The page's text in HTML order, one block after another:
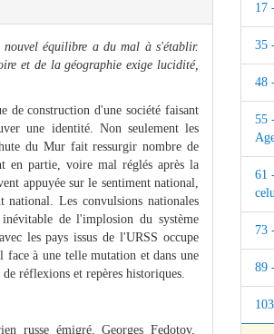
nouvel équilibre a du mal à s'établir.
et de la géographie exige lucidité,
de construction d'une société faisant
une identité. Non seulement les
du Mur fait ressurgir nombre de
en partie, voire mal réglés après la
appuyée sur le sentiment national,
Les convulsions nationales
de l'implosion du système
les pays issus de l'URSS occupe
face à une telle mutation et dans une
réflexions et repères historiques.
russe émigré, Georges Fedotov,
17
35
48
55
61
73
89